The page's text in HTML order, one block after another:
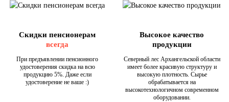
Скидки пенсионерам
всегда
При предъявлении пенсионного
удостоверения скидка на всю
продукцию 5%. Даже если
удостоверение не ваше :)
Высокое качество
продукции
Северный лес Архангельской области
имеет более красивую структуру и
высокую плотность. Сырье
обрабатывается на
высокотехнологичном современном
оборудовании.